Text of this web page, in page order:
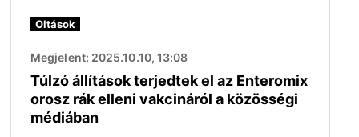
Oltások
Megjelent: 2025.10.10, 13:08
Túlzó állítások terjedtek el az Enteromix
orosz rák elleni vakcináról a közösségi
médiában